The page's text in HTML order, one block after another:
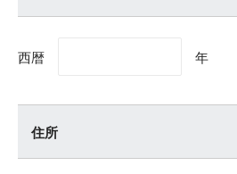
西暦 年
住所